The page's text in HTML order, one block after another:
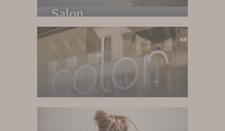
Salon
Về salon